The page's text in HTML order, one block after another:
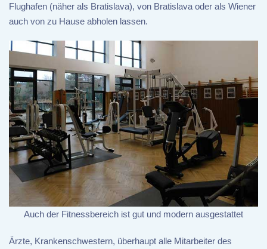
Flughafen (näher als Bratislava), von Bratislava oder als Wiener
auch von zu Hause abholen lassen.
Auch der Fitnessbereich ist gut und modern ausgestattet
Ärzte, Krankenschwestern, überhaupt alle Mitarbeiter des